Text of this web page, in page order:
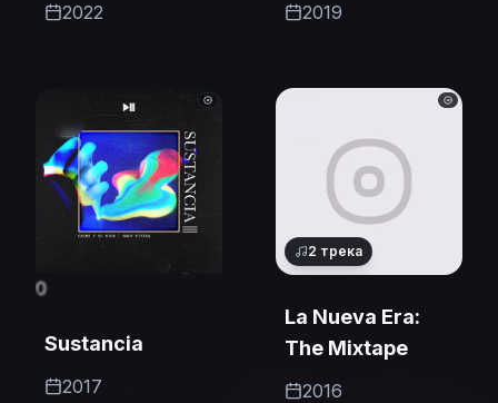
2022 2019
0
Sustancia
2017
2 трека
La Nueva Era:
The Mixtape
2016